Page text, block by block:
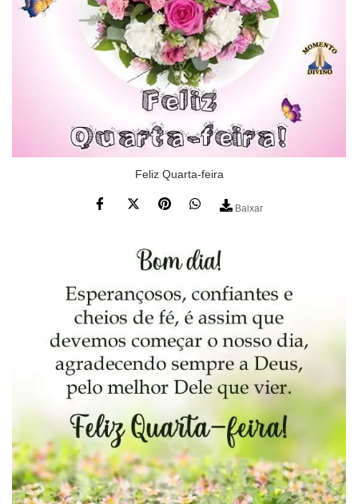
Feliz Quarta-feira
Baixar